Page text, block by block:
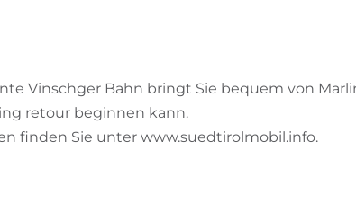
Vinschger Bahn bringt Sie bequem von
retour beginnen kann.
finden Sie unter www.suedtirolmobil.info.